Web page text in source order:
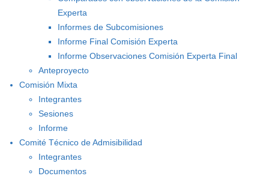
Experta
Informes de Subcomisiones
Informe Final Comisión Experta
Informe Observaciones Comisión Experta Final
Anteproyecto
Comisión Mixta
Integrantes
Sesiones
Informe
Comité Técnico de Admisibilidad
Integrantes
Documentos